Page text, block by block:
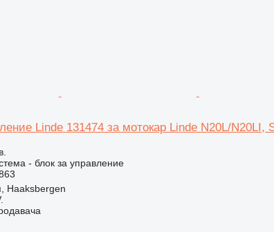
Linde 131474 за мотокар Linde N20L/
- блок за управление
Haaksbergen